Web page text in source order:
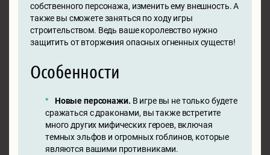
собственного персонажа, изменить ему внешность. А
также вы сможете заняться по ходу игры
строительством. Ведь ваше королевство нужно
защитить от вторжения опасных огненных существ!
Особенности
Новые персонажи. В игре вы не только будете
сражаться с драконами, вы также встретите
много других мифических героев, включая
темных эльфов и огромных гоблинов, которые
являются вашими противниками.